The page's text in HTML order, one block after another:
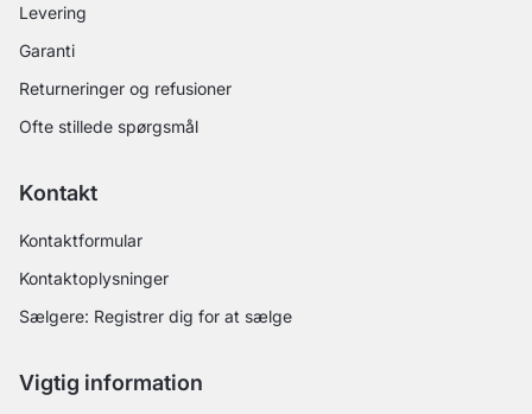
Levering
Garanti
Returneringer og refusioner
Ofte stillede spørgsmål
Kontakt
Kontaktformular
Kontaktoplysninger
Sælgere: Registrer dig for at sælge
Vigtig information